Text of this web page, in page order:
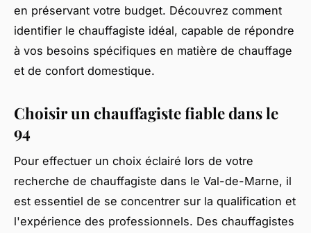
en préservant votre budget. Découvrez comment
identifier le chauffagiste idéal, capable de répondre
à vos besoins spécifiques en matière de chauffage
et de confort domestique.
Choisir un chauffagiste fiable dans le
94
Pour effectuer un choix éclairé lors de votre
recherche de chauffagiste dans le Val-de-Marne, il
est essentiel de se concentrer sur la qualification et
l'expérience des professionnels. Des chauffagistes